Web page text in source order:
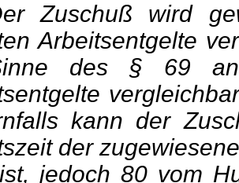
Zuschuß wird
Arbeitsentgelte
des § 69
kann der
der
jedoch 80 vom